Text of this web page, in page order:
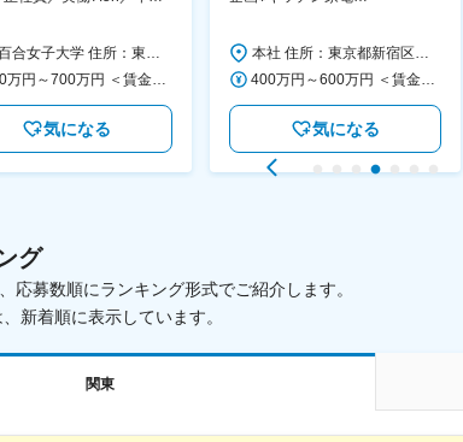
白百合女子大学 住所：東京都調布市緑ヶ丘1-25 勤務地最寄駅：京王線／仙川駅 受動喫煙対策：屋内全面禁煙 変更の範囲：会社の定める事業所
500万円～700万円 ＜賃金形態＞ 月給制 ＜賃金内訳＞ 月額（基本給）：280,000円～430,000円 ＜月給＞ 280,000円～430,000円 ＜昇給有無＞ 有 ＜残業手当＞ 有 ＜給与補足＞ ※年齢・過去の経験に基づき、本学規定に合わせ決定 【残業手当】有 /残業時間に応じて全額支給（※想定年収に含む） 【各種手当】扶養手当/住宅手当/通勤手当 等 【賞与】年2回（6月、12月） 【昇給】年1回（4月） 賃金はあくまでも目安の金額であり、選考を通じて上下する可能性があります。 月給(月額)は固定手当を含めた表記です。
気になる
画～調達／働き方◎
本社 住所：東京都新宿区西新宿6丁目22-1 新宿スクエアタワー B1階 勤務地最寄駅：東京メトロ丸ノ内線／西新宿駅 受動喫煙対策：屋内全面禁煙 変更の範囲：会社の定める事業所（リモートワーク含む）
400万円～600万円 ＜賃金形態＞ 月給制 経験・能力を考慮の上、優遇いたします。 ＜賃金内訳＞ 月額（基本給）：300,000円～450,000円 ＜月給＞ 300,000円～450,000円 ＜昇給有無＞ 有 ＜残業手当＞ 有 ＜給与補足＞ ・賞与実績：年2回 ・昇給：年1回 ※半年毎に評価を行い、評価が高ければ年齢に関係なく昇給・昇格していきます。創造性の高い人・新しいことにチャレンジした人が高い評価を得られます。 賃金はあくまでも目安の金額であり、選考を通じて上下する可能性があります。 月給(月額)は固定手当を含めた表記です。
気になる
グ
応募数順にランキング形式でご紹介します。
新着順に表示しています。
関東